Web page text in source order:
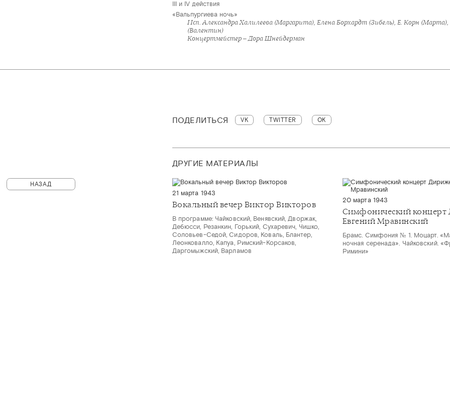
III и IV действия
«Вальпургиева ночь»
Исп. Александра Халилеева (Маргарита), Елена Борхардт (Зибель), Е. Корн
(Валентин)
Концертмейстер – Дора Шнейдерман
ПОДЕЛИТЬСЯ VK TWITTER OK
ДРУГИЕ МАТЕРИАЛЫ
20 марта 1943
Симфонический концерт
Евгений Мравинский
Брамс. Симфония № 1. Моцарт.
ночная серенада». Чайковский.
Римини»
21 марта 1943
Вокальный вечер Виктор Викторов
В программе: Чайковский, Венявский, Дворжак,
Дебюсси, Резанкин, Горький, Сухаревич, Чишко,
Соловьев-Седой, Сидоров, Коваль, Блантер,
Леонковалло, Капуа, Римский-Корсаков,
Даргомыжский, Варламов
НАЗАД